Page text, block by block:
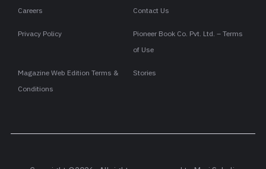
Careers Contact Us
Privacy Policy
Pioneer Book Co. Pvt. Ltd. – Terms
of Use
Magazine Web Edition Terms &
Conditions
Stories